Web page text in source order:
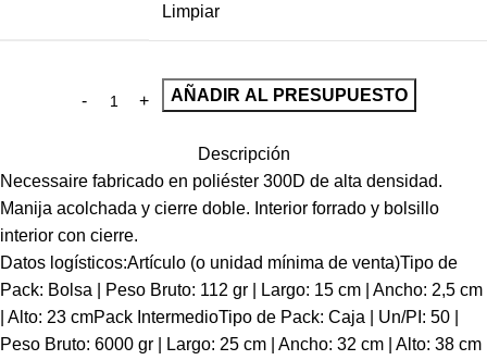
Limpiar
AÑADIR AL PRESUPUESTO
Descripción
Necessaire fabricado en poliéster 300D de alta densidad.
Manija acolchada y cierre doble. Interior forrado y bolsillo
interior con cierre.
Datos logísticos:Artículo (o unidad mínima de venta)Tipo de
Pack: Bolsa | Peso Bruto: 112 gr | Largo: 15 cm | Ancho: 2,5 cm
| Alto: 23 cmPack IntermedioTipo de Pack: Caja | Un/PI: 50 |
Peso Bruto: 6000 gr | Largo: 25 cm | Ancho: 32 cm | Alto: 38 cm